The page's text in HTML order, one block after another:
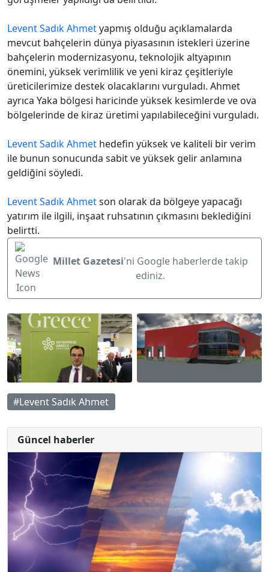
Levent Sadık Ahmetyapmış olduğu açıklamalarda
mevcut bahçelerin dünya piyasasının istekleri üzerine
bahçelerin modernizasyonu, teknolojik altyapının
önemini, yüksek verimlilik ve yeni kiraz çeşitleriyle
üreticilerimize destek olacaklarını vurguladı. Ahmet
ayrıca Yaka bölgesi haricinde yüksek kesimlerde ve ova
bölgelerinde de kiraz üretimi yapılabileceğini vurguladı.
Levent Sadık Ahmet hedefin yüksek ve kaliteli bir verim
ile bunun sonucunda sabit ve yüksek gelir anlamına
geldiğini söyledi.
Levent Sadık Ahmetson olarak da bölgeye yapacağı
yatırım ile ilgili, inşaat ruhsatının çıkmasını beklediğini
belirtti.
Millet Gazetesi'ni Google haberlerde takip
ediniz.
#Levent Sadık Ahmet
Güncel haberler